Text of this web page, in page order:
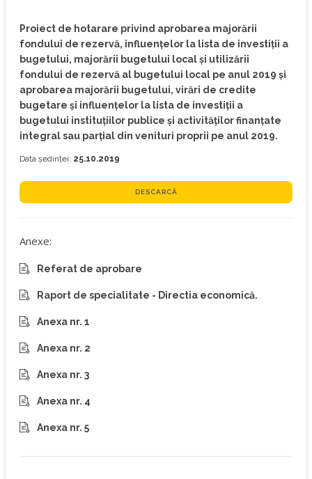
Proiect de hotarare privind aprobarea majorării
fondului de rezervă, influențelor la lista de investiții a
bugetului, majorării bugetului local și utilizării
fondului de rezervă al bugetului local pe anul 2019 și
aprobarea majorării bugetului, virări de credite
bugetare și influențelor la lista de investiții a
bugetului instituțiilor publice și activităților finanțate
integral sau parțial din venituri proprii pe anul 2019.
Data ședinței: 25.10.2019
DESCARCĂ
Anexe:
Referat de aprobare
Raport de specialitate - Directia economică.
Anexa nr. 1
Anexa nr. 2
Anexa nr. 3
Anexa nr. 4
Anexa nr. 5